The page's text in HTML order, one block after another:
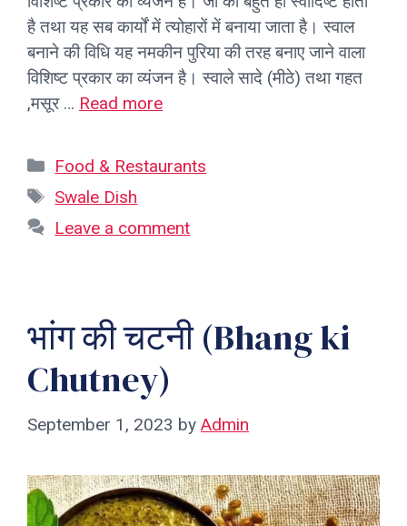
है तथा यह सब कार्यों में त्योहारों में बनाया जाता है। स्वाल
बनाने की विधि यह नमकीन पुरिया की तरह बनाए जाने वाला
विशिष्ट प्रकार का व्यंजन है। स्वाले सादे (मीठे) तथा गहत
,मसूर … Read more
Categories
Food & Restaurants
Tags
Swale Dish
Leave a comment
भांग की चटनी (Bhang ki
Chutney)
September 1, 2023 by Admin